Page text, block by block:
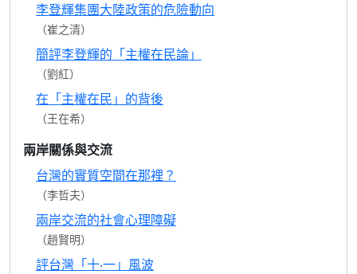
李登輝集團大陸政策的危險動向
（崔之清）
簡評李登輝的「主權在民論」
（劉紅）
在「主權在民」的背後
（王在希）
兩岸關係與交流
台灣的實質空間在那裡？
（李哲夫）
兩岸交流的社會心理障礙
（趙賢明）
評台灣「十‧一」風波